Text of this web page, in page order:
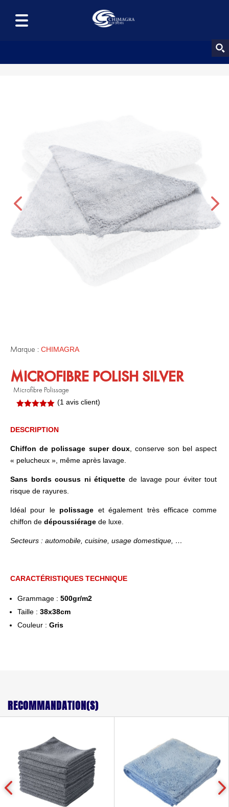
Marque : CHIMAGRA
MICROFIBRE POLISH SILVER
Microfibre Polissage
basé sur
(1 avis client)
DESCRIPTION
Chiffon de polissage super doux, conserve son bel aspect
« pelucheux », même après lavage.
Sans bords cousus ni étiquette de lavage pour éviter tout
risque de rayures.
Idéal pour le polissage et également très efficace comme
chiffon de dépoussiérage de luxe.
Secteurs : automobile, cuisine, usage domestique, …
CARACTÉRISTIQUES TECHNIQUE
Grammage : 500gr/m2
Taille : 38x38cm
Couleur : Gris
RECOMMANDATION(S)